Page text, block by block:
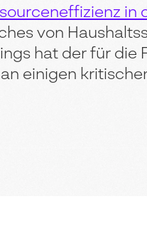
in
von
hat der für die
einigen